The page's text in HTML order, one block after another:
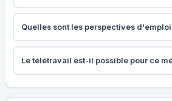
Quelles sont les perspectives
Le télétravail est-il possible pour ce